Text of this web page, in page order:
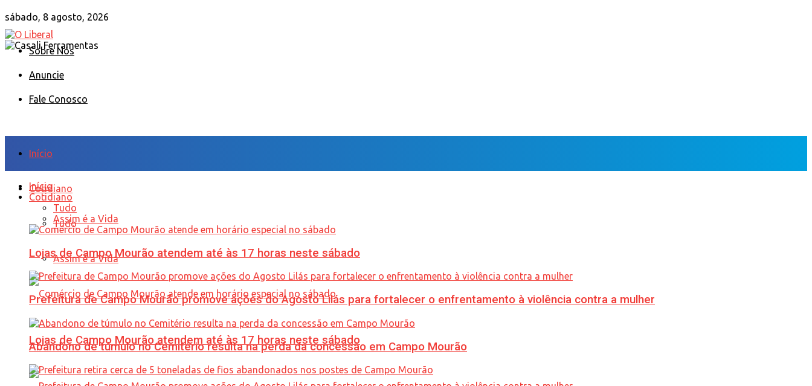
sábado, 8 agosto, 2026
Sobre Nós
Anuncie
Fale Conosco
Início
Cotidiano
Tudo
Assim é a Vida
Lojas de Campo Mourão atendem até às 17 horas neste sábado
Início
Cotidiano
Tudo
Assim é a Vida
Lojas de Campo Mourão atendem até às 17 horas neste sábado
Prefeitura de Campo Mourão promove ações do Agosto Lilás para fortalecer o enfrentamento à violência contra a mulher
Abandono de túmulo no Cemitério resulta na perda da concessão em Campo Mourão